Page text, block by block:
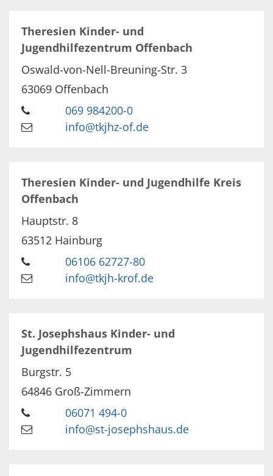
Theresien Kinder- und
Jugendhilfezentrum Offenbach
Oswald-von-Nell-Breuning-Str. 3
63069 Offenbach
069 984200-0
info@tkjhz-of.de
Theresien Kinder- und Jugendhilfe Kreis
Offenbach
Hauptstr. 8
63512 Hainburg
06106 62727-80
info@tkjh-krof.de
St. Josephshaus Kinder- und
Jugendhilfezentrum
Burgstr. 5
64846 Groß-Zimmern
06071 494-0
info@st-josephshaus.de